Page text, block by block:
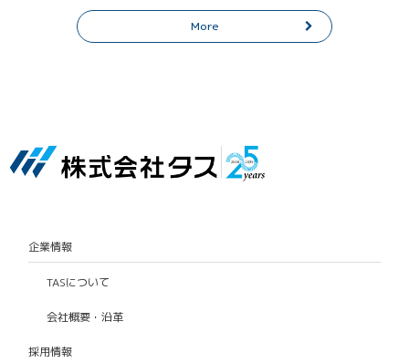
More
企業情報
TASについて
会社概要・沿革
採用情報